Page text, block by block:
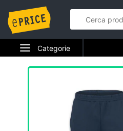
Categorie
Elettrodomestici
Informatica
Telefonia